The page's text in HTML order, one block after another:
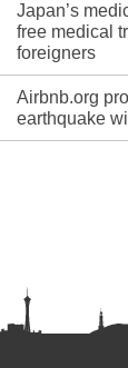
Japan’s
free medical
foreigners
Airbnb.org
earthquake